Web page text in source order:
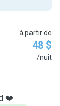
à partir de
48 $
/nuit
❤️